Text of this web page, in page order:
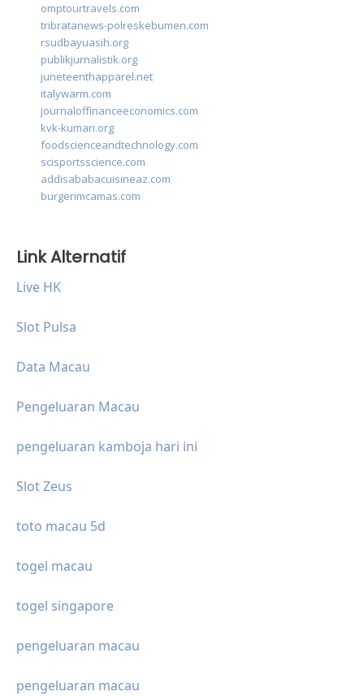
omptourtravels.com
tribratanews-polreskebumen.com
rsudbayuasih.org
publikjurnalistik.org
juneteenthapparel.net
italywarm.com
journaloffinanceeconomics.com
kvk-kumari.org
foodscienceandtechnology.com
scisportsscience.com
addisababacuisineaz.com
burgerimcamas.com
Link Alternatif
Live HK
Slot Pulsa
Data Macau
Pengeluaran Macau
pengeluaran kamboja hari ini
Slot Zeus
toto macau 5d
togel macau
togel singapore
pengeluaran macau
pengeluaran macau